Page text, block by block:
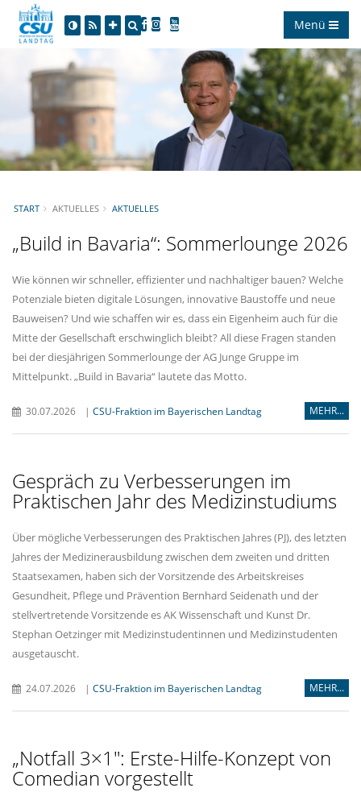
Menü
START AKTUELLES AKTUELLES
Build in Bavaria“: Sommerlounge 2026
Wie können wir schneller, effizienter und nachhaltiger bauen? Welche
Potenziale bieten digitale Lösungen, innovative Baustoffe und neue
Bauweisen? Und wie schaffen wir es, dass ein Eigenheim auch für die
Mitte der Gesellschaft erschwinglich bleibt? All diese Fragen standen
bei der diesjährigen Sommerlounge der AG Junge Gruppe im
Mittelpunkt. „Build in Bavaria“ lautete das Motto.
30.07.2026 | CSU-Fraktion im Bayerischen Landtag MEHR...
Gespräch zu Verbesserungen im
Praktischen Jahr des Medizinstudiums
Über mögliche Verbesserungen des Praktischen Jahres (PJ), des letzten
Jahres der Medizinerausbildung zwischen dem zweiten und dritten
Staatsexamen, haben sich der Vorsitzende des Arbeitskreises
Gesundheit, Pflege und Prävention Bernhard Seidenath und der
stellvertretende Vorsitzende es AK Wissenschaft und Kunst Dr.
Stephan Oetzinger mit Medizinstudentinnen und Medizinstudenten
ausgetauscht.
24.07.2026 | CSU-Fraktion im Bayerischen Landtag MEHR...
Notfall 3×1": Erste-Hilfe-Konzept von
Comedian vorgestellt